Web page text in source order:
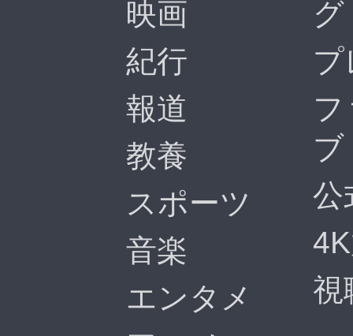
映画
紀行
報道
教養
スポーツ
音楽
エンタメ
グ
プ
ブ
公
視